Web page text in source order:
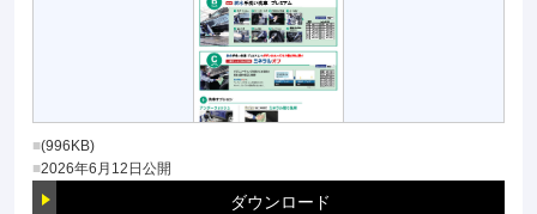
(996KB)
2026年6月12日公開
ダウンロード